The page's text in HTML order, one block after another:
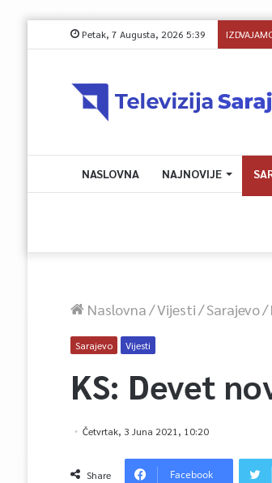
Petak, 7 Augusta, 2026 5:39
NASLOVNA NAJNOVIJE
Naslovna/Vijesti/Sarajevo/
Sarajevo Vijesti
KS: Devet
Četvrtak, 3 Juna 2021, 10:20
Share Facebook